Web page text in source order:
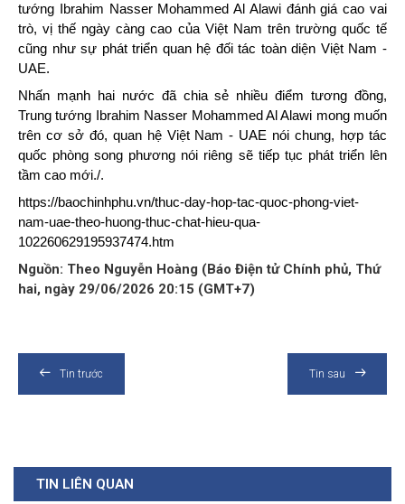
tướng Ibrahim Nasser Mohammed Al Alawi đánh giá cao vai
trò, vị thế ngày càng cao của Việt Nam trên trường quốc tế
cũng như sự phát triển quan hệ đối tác toàn diện Việt Nam -
UAE.
Nhấn mạnh hai nước đã chia sẻ nhiều điểm tương đồng,
Trung tướng Ibrahim Nasser Mohammed Al Alawi mong muốn
trên cơ sở đó, quan hệ Việt Nam - UAE nói chung, hợp tác
quốc phòng song phương nói riêng sẽ tiếp tục phát triển lên
tầm cao mới./.
https://baochinhphu.vn/thuc-day-hop-tac-quoc-phong-viet-
nam-uae-theo-huong-thuc-chat-hieu-qua-
102260629195937474.htm
Nguồn: Theo Nguyễn Hoàng (Báo Điện tử Chính phủ, Thứ
hai, ngày 29/06/2026 20:15 (GMT+7)
Tin trước Tin sau
TIN LIÊN QUAN